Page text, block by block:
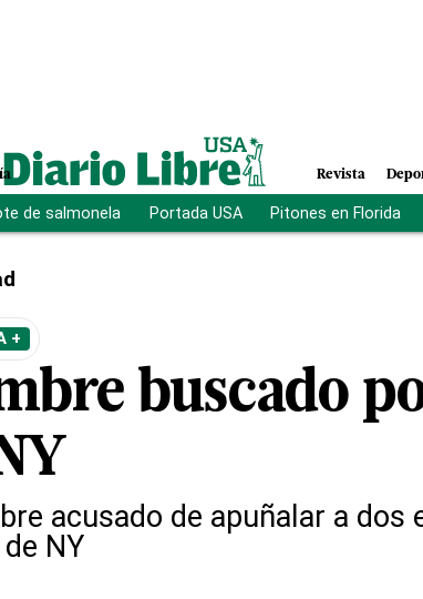
Revista
de salmonela Portada USA Pitones en Florida
+
buscado
acusado de apuñalar a dos
NY